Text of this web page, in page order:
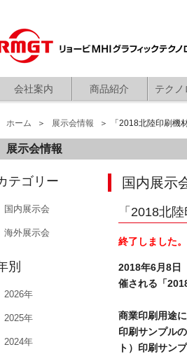
会社案内 商品紹介 テクノ
ホーム 展示会情報 「2018北陸印刷機
展示会情報
国内展示
「2018北
終了しました
2018年6月8日
催される「
商業印刷用途
印刷サンプル
ト）印刷サン
テゴリー
国内展示会
海外展示会
別
2026年
2025年
2024年